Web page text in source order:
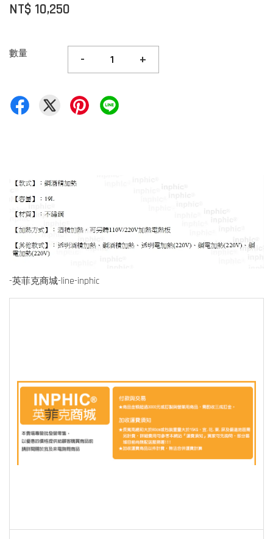
NT$ 10,250
數量 - +
-英菲克商城-line-inphic